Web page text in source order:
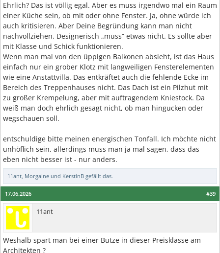
Ehrlich? Das ist völlig egal. Aber es muss irgendwo mal ein Raum
einer Küche sein, ob mit oder ohne Fenster. Ja, ohne würde ich
auch kritisieren. Aber Deine Begründung kann man nicht
nachvollziehen. Designerisch „muss“ etwas nicht. Es sollte aber
mit Klasse und Schick funktionieren.
Wenn man mal von den üppigen Balkonen absieht, ist das Haus
einfach nur ein grober Klotz mit langweiligen Fensterelementen
wie eine Anstattvilla. Das entkräftet auch die fehlende Ecke im
Bereich des Treppenhauses nicht. Das Dach ist ein Pilzhut mit
zu großer Krempelung, aber mit auftragendem Kniestock. Da
weiß man doch ehrlich gesagt nicht, ob man hingucken oder
wegschauen soll.
entschuldige bitte meinen energischen Tonfall. Ich möchte nicht
unhöflich sein, allerdings muss man ja mal sagen, dass das
eben nicht besser ist - nur anders.
11ant, Morgaine und KerstinB gefällt das.
#39
17.06.2026
11ant
Weshalb spart man bei einer Butze in dieser Preisklasse am
Architekten ?